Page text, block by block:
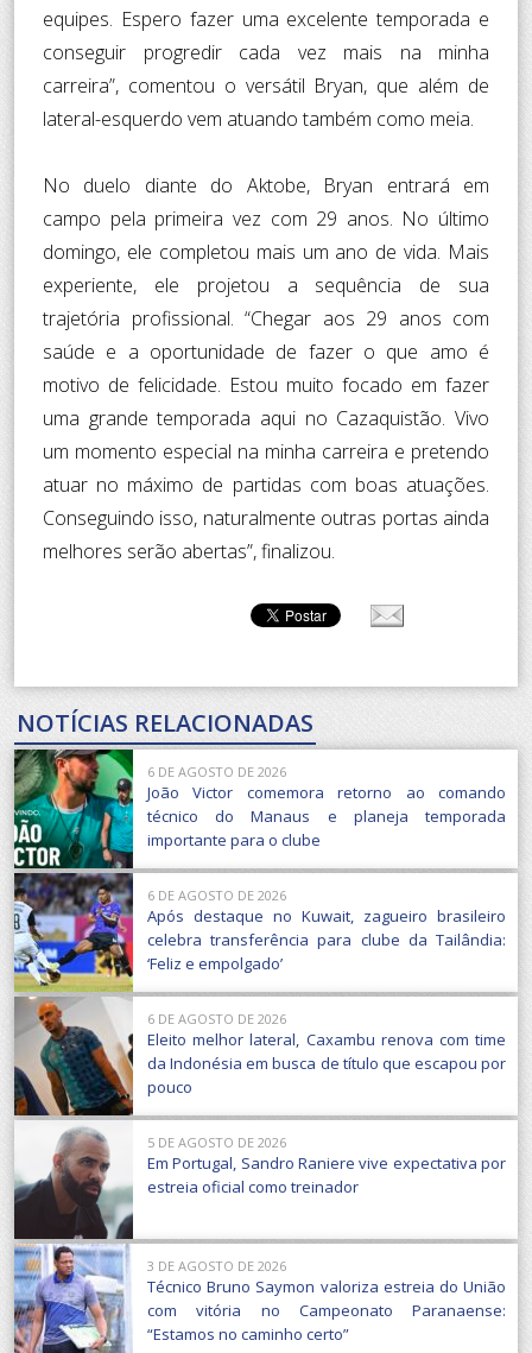
equipes. Espero fazer uma excelente temporada e
conseguir progredir cada vez mais na minha
carreira”, comentou o versátil Bryan, que além de
lateral-esquerdo vem atuando também como meia.
No duelo diante do Aktobe, Bryan entrará em
campo pela primeira vez com 29 anos. No último
domingo, ele completou mais um ano de vida. Mais
experiente, ele projetou a sequência de sua
trajetória profissional. “Chegar aos 29 anos com
saúde e a oportunidade de fazer o que amo é
motivo de felicidade. Estou muito focado em fazer
uma grande temporada aqui no Cazaquistão. Vivo
um momento especial na minha carreira e pretendo
atuar no máximo de partidas com boas atuações.
Conseguindo isso, naturalmente outras portas ainda
melhores serão abertas”, finalizou.
NOTÍCIAS RELACIONADAS
6 DE AGOSTO DE 2026
João Victor comemora retorno ao comando
técnico do Manaus e planeja temporada
importante para o clube
6 DE AGOSTO DE 2026
Após destaque no Kuwait, zagueiro brasileiro
celebra transferência para clube da Tailândia:
‘Feliz e empolgado’
6 DE AGOSTO DE 2026
Eleito melhor lateral, Caxambu renova com time
da Indonésia em busca de título que escapou por
pouco
5 DE AGOSTO DE 2026
Em Portugal, Sandro Raniere vive expectativa por
estreia oficial como treinador
3 DE AGOSTO DE 2026
Técnico Bruno Saymon valoriza estreia do União
com vitória no Campeonato Paranaense:
“Estamos no caminho certo”